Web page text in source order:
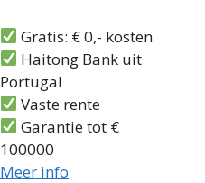
Gratis: € 0,- kosten
Haitong Bank uit
Portugal
Vaste rente
Garantie tot €
100000
Meer info